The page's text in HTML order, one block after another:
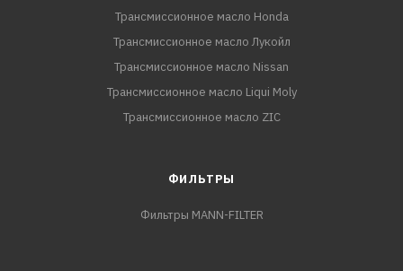
Трансмиссионное масло Honda
Трансмиссионное масло Лукойл
Трансмиссионное масло Nissan
Трансмиссионное масло Liqui Moly
Трансмиссионное масло ZIC
ФИЛЬТРЫ
Фильтры MANN-FILTER